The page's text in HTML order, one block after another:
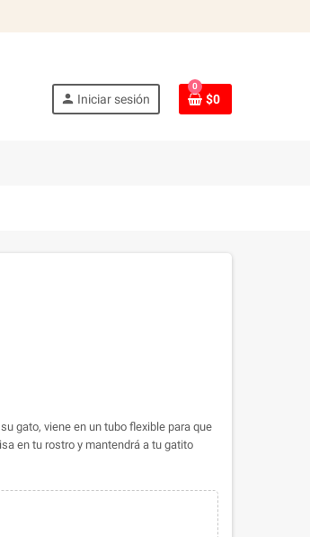
person Iniciar sesión
0
$0
gato, viene en un tubo flexible para que
en tu rostro y mantendrá a tu gatito